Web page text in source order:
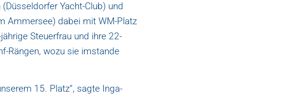
Yacht-Club) und
Ammersee) dabei mit WM-Platz
Steuerfrau und ihre 22-
Rängen, wozu sie imstande
15. Platz“, sagte Inga-